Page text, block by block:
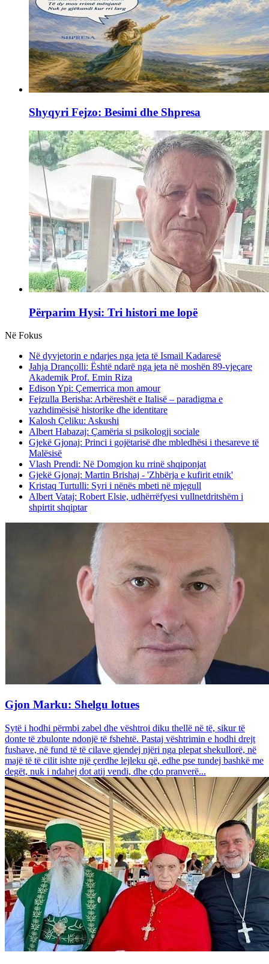
Shyqyri Fejzo: Besimi dhe Shpresa
Përparim Hysi: Tri histori me lopë
Në Fokus
Në dyvjetorin e ndarjes nga jeta të Ismail Kadaresë
Jahja Drançolli: Është ndarë nga jeta në moshën 89-vjeçare
Akademik Prof. Emin Riza
Edison Ypi: Çemerrica mon amour
Fejzulla Berisha: Arbëreshët e Italisë – paradigma e
vazhdimësisë historike dhe identitare
Kalosh Çeliku: Askushi
Albert Habazaj: Çamëria si psikologji sociale
Gjekë Gjonaj: Princi i gojëtarisë dhe mbledhësi i thesareve të
Malësisë
Vlash Prendi: Në Domgjon ku rrinë shqiponjat
Gjekë Gjonaj: Martin Brishaj - 'Zhbërja e kufirit etnik'
Kristaq Turtulli: Syri i nënës mbeti në mjegull
Albert Vataj: Robert Elsie, udhërrëfyesi vullnetdritshëm i
shpirtit shqiptar
Gjon Marku: Shelgu lotues
Sytë i hodhi përmbi zabel dhe vështroi diku thellë në të, sikur të
donte të zbulonte ndonjë të fshehtë. Pastaj vështrimin e hodhi drejt
fushave, në fund të të cilave gjendej njëri nga plepat shekullorë, në
majë të të cilit ishte një çerdhe lejleku që, edhe pse tundej bashkë me
degët, nuk i ndahej dot atij vendi, dhe çdo pranverë...